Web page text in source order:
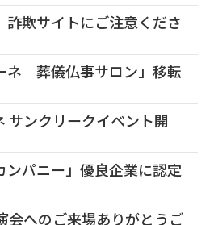
詐欺サイトにご注意くださ
ネ 葬儀仏事サロン」移転
サンクリークイベント開
ンパニー」優良企業に認定
会へのご来場ありがとうご